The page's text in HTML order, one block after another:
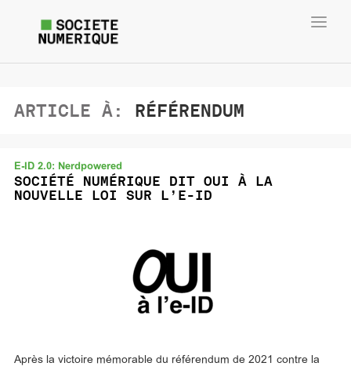
ARTICLE À: RÉFÉRENDUM
E-ID 2.0: Nerdpowered
SOCIÉTÉ NUMÉRIQUE DIT OUI À LA
NOUVELLE LOI SUR L’E-ID
Après la victoire mémorable du référendum de 2021 contre la